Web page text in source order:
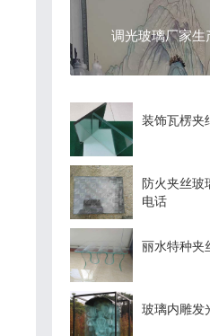
调光玻璃厂家生
装饰瓦楞夹
防火夹丝玻
电话
丽水特种夹
玻璃内雕发